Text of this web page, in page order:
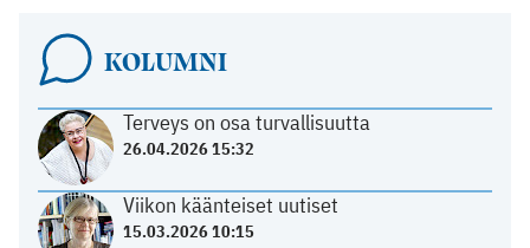
KOLUMNI
Terveys on osa turvallisuutta
26.04.2026 15:32
Viikon käänteiset uutiset
15.03.2026 10:15